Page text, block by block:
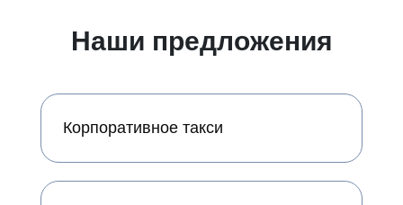
Наши предложения
Корпоративное такси